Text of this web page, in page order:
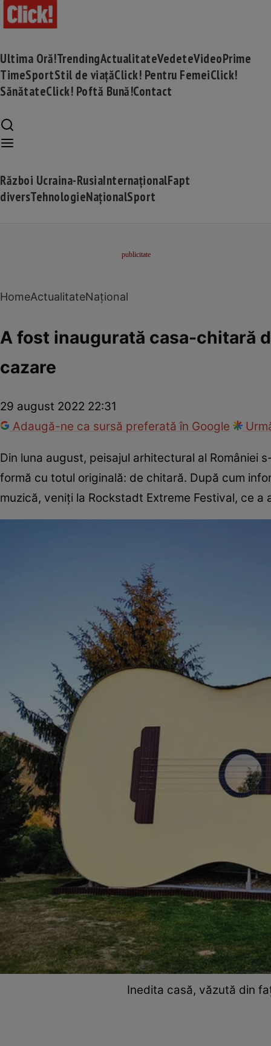
Ultima Oră!TrendingActualitateVedeteVideoPrime
TimeSportStil de viațăClick! Pentru FemeiClick!
SănătateClick! Poftă Bună!Contact
Război Ucraina-RusiaInternaționalFapt
diversTehnologieNaționalSport
HomeActualitateNațional
A fost inaugurată casa-chitară
cazare
29 august 2022 22:31
Adaugă-ne ca sursă preferată în Google
Din luna august, peisajul arhitectural al României
formă cu totul originală: de chitară. După cum
muzică, veniţi la Rockstadt Extreme Festival, ce
Inedita casă, văzută din